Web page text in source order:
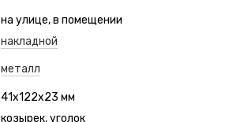
на улице, в помещении
накладной
металл
41x122x23 мм
козырек, уголок